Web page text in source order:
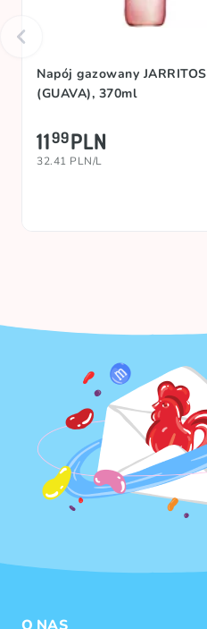
Napój gazowany JARRITOS
(GUAVA), 370ml
1199PLN
32.41 PLN/L